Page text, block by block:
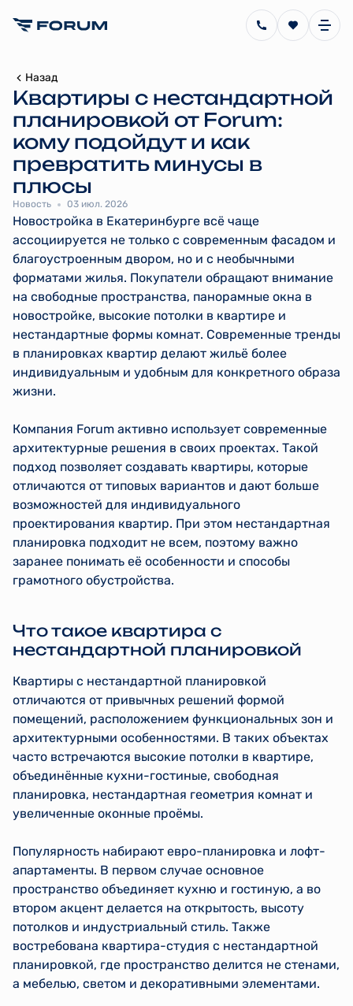
Назад
Квартиры с нестандартной
планировкой от Forum:
кому подойдут и как
превратить минусы в
плюсы
Новость 03 июл. 2026
Новостройка в Екатеринбурге всё чаще
ассоциируется не только с современным фасадом и
благоустроенным двором, но и с необычными
форматами жилья. Покупатели обращают внимание
на свободные пространства, панорамные окна в
новостройке, высокие потолки в квартире и
нестандартные формы комнат. Современные тренды
в планировках квартир делают жильё более
индивидуальным и удобным для конкретного образа
жизни.
Компания Forum активно использует современные
архитектурные решения в своих проектах. Такой
подход позволяет создавать квартиры, которые
отличаются от типовых вариантов и дают больше
возможностей для индивидуального
проектирования квартир. При этом нестандартная
планировка подходит не всем, поэтому важно
заранее понимать её особенности и способы
грамотного обустройства.
Что такое квартира с
нестандартной планировкой
Квартиры с нестандартной планировкой
отличаются от привычных решений формой
помещений, расположением функциональных зон и
архитектурными особенностями. В таких объектах
часто встречаются высокие потолки в квартире,
объединённые кухни-гостиные, свободная
планировка, нестандартная геометрия комнат и
увеличенные оконные проёмы.
Популярность набирают евро-планировка и лофт-
апартаменты. В первом случае основное
пространство объединяет кухню и гостиную, а во
втором акцент делается на открытость, высоту
потолков и индустриальный стиль. Также
востребована квартира-студия с нестандартной
планировкой, где пространство делится не стенами,
а мебелью, светом и декоративными элементами.